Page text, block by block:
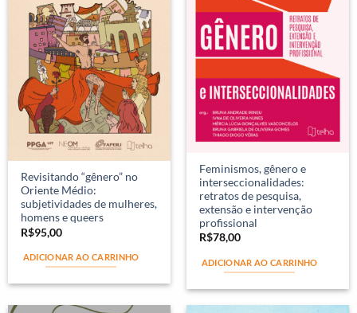
Revisitando “gênero” no
Oriente Médio:
subjetividades de mulheres,
homens e queers
R$95,00
ADICIONAR AO CARRINHO
Feminismos, gênero e
interseccionalidades:
retratos de pesquisa,
extensão e intervenção
profissional
R$78,00
ADICIONAR AO CARRINHO